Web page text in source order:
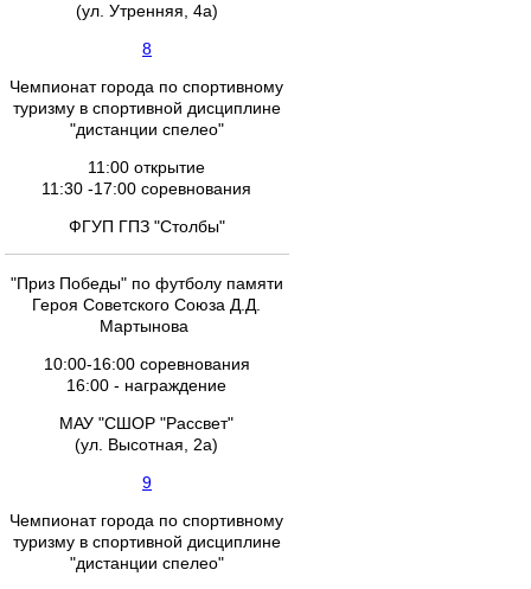
(ул. Утренняя, 4а)
8
Чемпионат города по спортивному
туризму в спортивной дисциплине
"дистанции спелео"
11:00 открытие
11:30 -17:00 соревнования
ФГУП ГПЗ "Столбы"
"Приз Победы" по футболу памяти
Героя Советского Союза Д.Д.
Мартынова
10:00-16:00 соревнования
16:00 - награждение
МАУ "СШОР "Рассвет"
(ул. Высотная, 2а)
9
Чемпионат города по спортивному
туризму в спортивной дисциплине
"дистанции спелео"